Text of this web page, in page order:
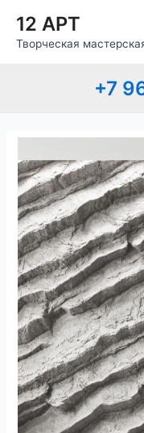
содержимому
12 АРТ
Творческая
+7